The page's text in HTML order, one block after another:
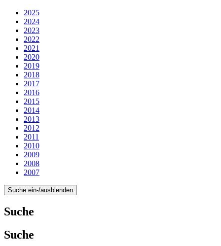
2025
2024
2023
2022
2021
2020
2019
2018
2017
2016
2015
2014
2013
2012
2011
2010
2009
2008
2007
Suche ein-/ausblenden
Suche
Suche